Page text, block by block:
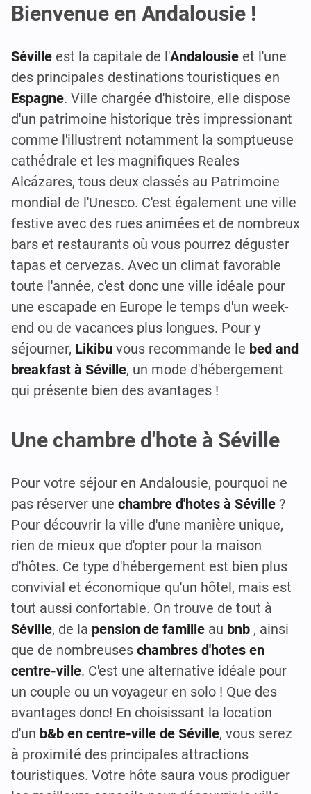
Bienvenue en Andalousie !
Séville est la capitale de l'Andalousie et l'une
des principales destinations touristiques en
Espagne. Ville chargée d'histoire, elle dispose
d'un patrimoine historique très impressionant
comme l'illustrent notamment la somptueuse
cathédrale et les magnifiques Reales
Alcázares, tous deux classés au Patrimoine
mondial de l'Unesco. C'est également une ville
festive avec des rues animées et de nombreux
bars et restaurants où vous pourrez déguster
tapas et cervezas. Avec un climat favorable
toute l'année, c'est donc une ville idéale pour
une escapade en Europe le temps d'un week-
end ou de vacances plus longues. Pour y
séjourner, Likibu vous recommande le bed and
breakfast à Séville, un mode d'hébergement
qui présente bien des avantages !
Une chambre d'hote à Séville
Pour votre séjour en Andalousie, pourquoi ne
pas réserver une chambre d'hotes à Séville ?
Pour découvrir la ville d'une manière unique,
rien de mieux que d'opter pour la maison
d'hôtes. Ce type d'hébergement est bien plus
convivial et économique qu'un hôtel, mais est
tout aussi confortable. On trouve de tout à
Séville, de la pension de famille au bnb , ainsi
que de nombreuses chambres d'hotes en
centre-ville. C'est une alternative idéale pour
un couple ou un voyageur en solo ! Que des
avantages donc! En choisissant la location
d'un b&b en centre-ville de Séville, vous serez
à proximité des principales attractions
touristiques. Votre hôte saura vous prodiguer